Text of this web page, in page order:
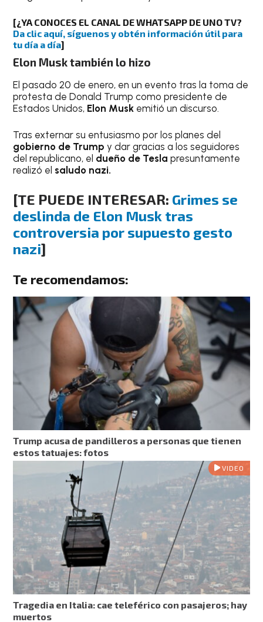
[¿YA CONOCES EL CANAL DE WHATSAPP DE UNO TV?
Da clic aquí, síguenos y obtén información útil para
tu día a día]
Elon Musk también lo hizo
El pasado 20 de enero, en un evento tras la toma de
protesta de Donald Trump como presidente de
Estados Unidos, Elon Musk emitió un discurso.
Tras externar su entusiasmo por los planes del
gobierno de Trump y dar gracias a los seguidores
del republicano, el dueño de Teslapresuntamente
realizó el saludo nazi.
[TE PUEDE INTERESAR: Grimes se
deslinda de Elon Musk tras
controversia por supuesto gesto
nazi]
Te recomendamos:
Trump acusa de pandilleros a personas que tienen
estos tatuajes: fotos
VIDEO
Tragedia en Italia: cae teleférico con pasajeros; hay
muertos